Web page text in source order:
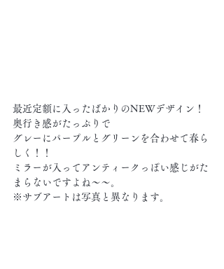
最近定額に入ったばかりのNEWデザイン！
奥行き感がたっぷりで
グレーにパープルとグリーンを合わせて春ら
しく！！
ミラーが入ってアンティークっぽい感じがた
まらないですよね～～。
※サブアートは写真と異なります。